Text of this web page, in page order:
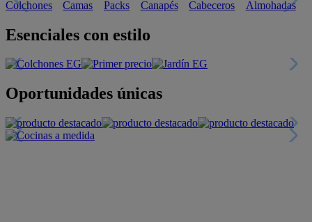
Esenciales con estilo
Oportunidades únicas